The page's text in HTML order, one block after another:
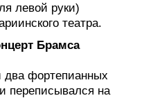
левой руки)
театра.
Брамса
фортепианных
переписывался на